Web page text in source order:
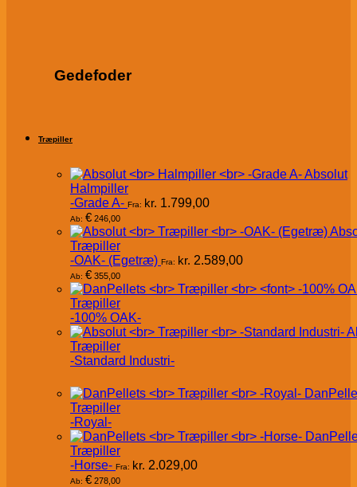
Gedefoder
Træpiller
Absolut
Halmpiller
-Grade A- Fra: kr. 1.799,00
Ab: € 246,00
Træpiller
-OAK- (Egetræ) Fra: kr. 2.589,00
Ab: € 355,00
Træpiller
-100% OAK-
Træpiller
-Standard Industri-
Træpiller
-Royal-
Træpiller
-Horse- Fra: kr. 2.029,00
Ab: € 278,00